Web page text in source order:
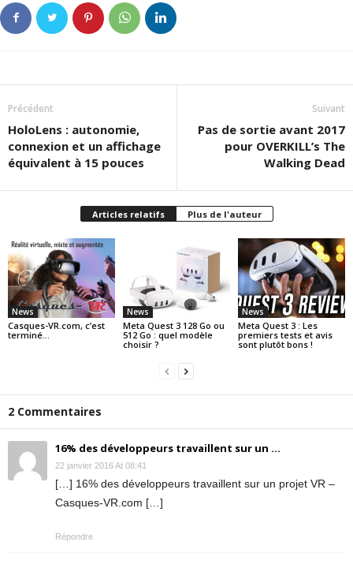
Précédent
HoloLens : autonomie,
connexion et un affichage
équivalent à 15 pouces
Suivant
Pas de sortie avant 2017
pour OVERKILL’s The
Walking Dead
Articles relatifs Plus de l'auteur
News
Casques-VR.com, c’est
terminé…
News
Meta Quest 3 128 Go ou
512 Go : quel modèle
choisir ?
News
Meta Quest 3 : Les
premiers tests et avis
sont plutôt bons !
2 Commentaires
16% des développeurs travaillent sur un ...
22 janvier 2016 At 08:41
[…] 16% des développeurs travaillent sur un projet VR –
Casques-VR.com […]
Répondre